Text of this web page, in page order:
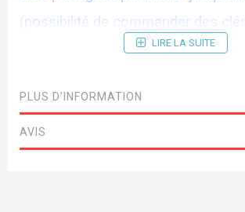
(possibilité de commander des
supplémentaires avec le cylindre :
(possibilité de commander des
s'entrouvrant avec la même clé :
jours)
Carte de propriété fournie,
LIRE LA SUITE
PLUS D’INFORMATION
AVIS